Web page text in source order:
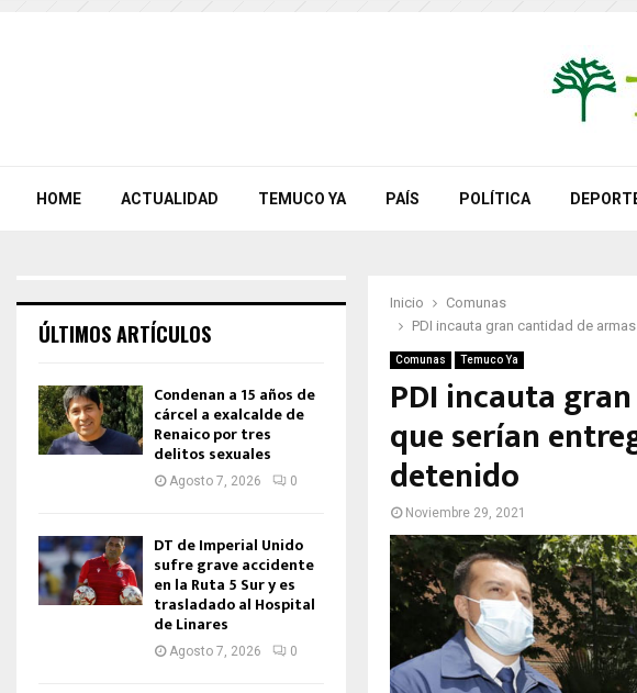
HOME ACTUALIDAD TEMUCO YA PAÍS POLÍTICA
Inicio
Comunas
PDI incauta gran cantidad de
Comunas Temuco Ya
PDI incauta
que serían
detenido
Noviembre 29, 2021
ÚLTIMOS ARTÍCULOS
Condenan a 15 años de
cárcel a exalcalde de
Renaico por tres
delitos sexuales
Agosto 7, 2026 0
DT de Imperial Unido
sufre grave accidente
en la Ruta 5 Sur y es
trasladado al Hospital
de Linares
Agosto 7, 2026 0